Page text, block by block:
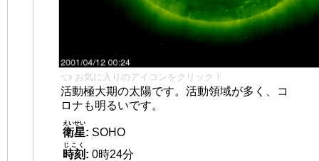
👈 お気に入りのアイコンをクリック！
活動極大期の太陽です。活動領域が多く、コ
ロナも明るいです。
衛星
えいせい
: SOHO
時刻
じこく
: 0時24分